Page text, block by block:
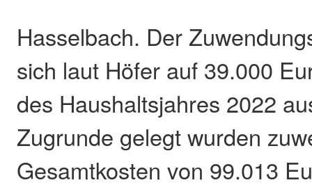
Hasselbach. Der
sich laut Höfer auf 39.000
des Haushaltsjahres 2022
Zugrunde gelegt wurden
Gesamtkosten von 99.013